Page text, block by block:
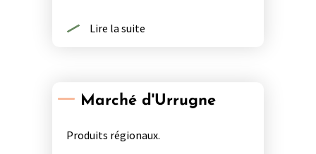
Lire la suite
Marché d'Urrugne
Produits régionaux.